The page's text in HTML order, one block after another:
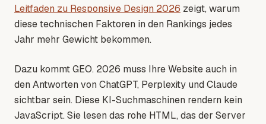
Leitfaden zu Responsive Design 2026 zeigt, warum
diese technischen Faktoren in den Rankings jedes
Jahr mehr Gewicht bekommen.
Dazu kommt GEO. 2026 muss Ihre Website auch in
den Antworten von ChatGPT, Perplexity und Claude
sichtbar sein. Diese KI-Suchmaschinen rendern kein
JavaScript. Sie lesen das rohe HTML, das der Server